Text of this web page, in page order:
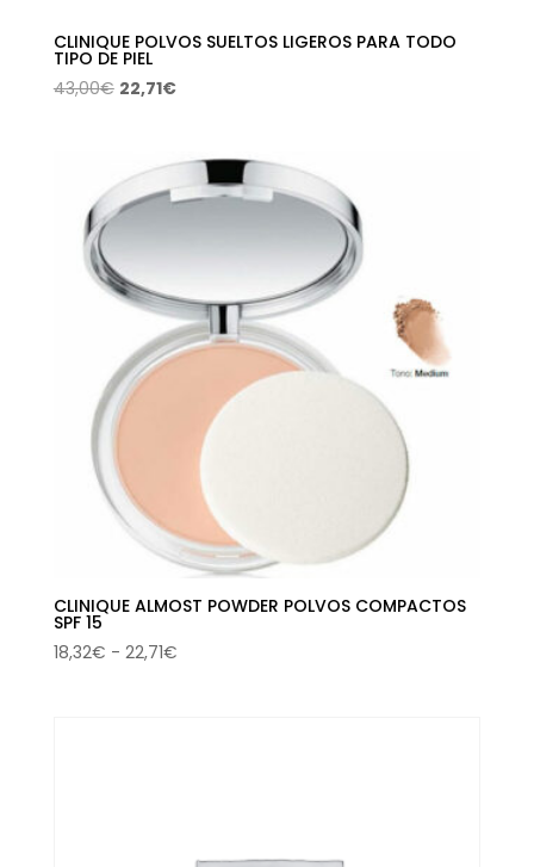
CLINIQUE POLVOS SUELTOS LIGEROS PARA TODO
TIPO DE PIEL
43,00€ El
era:
43,00€.
22,71€El
es:
22,71€.
CLINIQUE ALMOST POWDER POLVOS COMPACTOS
SPF 15
18,32€ - 22,71€Rango